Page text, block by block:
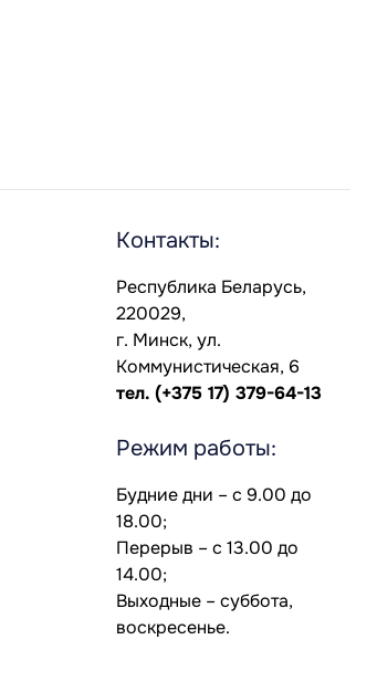
Контакты:
Республика Беларусь,
220029,
г. Минск, ул.
Коммунистическая, 6
тел. (+375 17) 379-64-13
Режим работы:
Будние дни – с 9.00 до
18.00;
Перерыв – с 13.00 до
14.00;
Выходные – суббота,
воскресенье.